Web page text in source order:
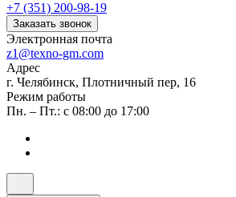
+7 (351) 200-98-19
Заказать звонок
Электронная почта
z1@texno-gm.com
Адрес
г. Челябинск, Плотничный пер, 16
Режим работы
Пн. – Пт.: с 08:00 до 17:00